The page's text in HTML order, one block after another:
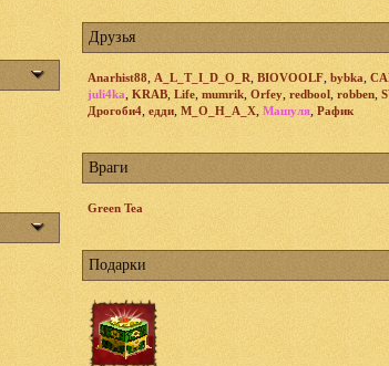
Друзья
Anarhist88, A_L_T_I_D_O_R, BIOVOOLF, bybka,
juli4ka, KRAB, Life, mumrik, Orfey, redbool, robben,
Дрогоби4, едди, М_О_Н_А_Х, Машуля, Рафик
Враги
Green Tea
Подарки